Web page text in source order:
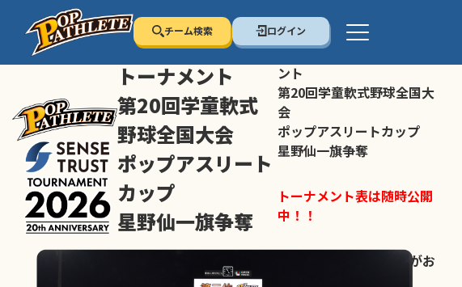
チーム検索 ログイン
センス・トラスト
トーナメント
第20回学童軟式
野球全国大会
ポップアスリート
カップ
星野仙一旗争奪
トーナメント表は随時公開
センス・トラストトーナメ
ント
第20回学童軟式野球全国大
会
ポップアスリートカップ
星野仙一旗争奪
トーナメント表は随時公開
中！！
がお